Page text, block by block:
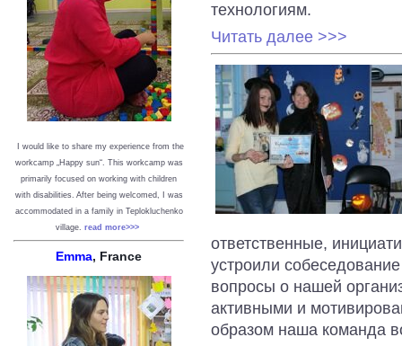
I would like to share my experience from the
workcamp „Happy sun“. This workcamp was
primarily focused on working with children
with disabilities. After being welcomed, I was
accommodated in a family in Teplokluchenko
village. read more>>>
Emma, France
технологиям.
Читать далее >>>
ответственные,
устроили
вопросы о нашей
активными и
образом наша команда